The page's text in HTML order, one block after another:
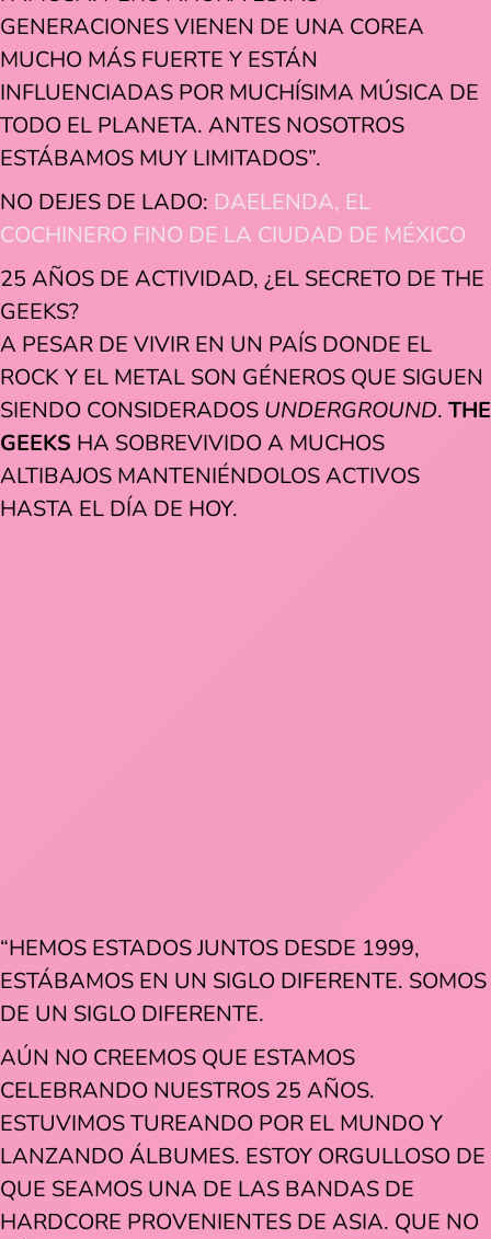
GENERACIONES VIENEN DE UNA COREA
MUCHO MÁS FUERTE Y ESTÁN
INFLUENCIADAS POR MUCHÍSIMA MÚSICA DE
TODO EL PLANETA. ANTES NOSOTROS
ESTÁBAMOS MUY LIMITADOS”.
NO DEJES DE LADO: DAELENDA, EL
COCHINERO FINO DE LA CIUDAD DE MÉXICO
25 AÑOS DE ACTIVIDAD, ¿EL SECRETO DE THE
GEEKS?
A PESAR DE VIVIR EN UN PAÍS DONDE EL
ROCK Y EL METAL SON GÉNEROS QUE SIGUEN
SIENDO CONSIDERADOS UNDERGROUND. THE
GEEKS HA SOBREVIVIDO A MUCHOS
ALTIBAJOS MANTENIÉNDOLOS ACTIVOS
HASTA EL DÍA DE HOY.
“HEMOS ESTADOS JUNTOS DESDE 1999,
ESTÁBAMOS EN UN SIGLO DIFERENTE. SOMOS
DE UN SIGLO DIFERENTE.
AÚN NO CREEMOS QUE ESTAMOS
CELEBRANDO NUESTROS 25 AÑOS.
ESTUVIMOS TUREANDO POR EL MUNDO Y
LANZANDO ÁLBUMES. ESTOY ORGULLOSO DE
QUE SEAMOS UNA DE LAS BANDAS DE
HARDCORE PROVENIENTES DE ASIA. QUE NO